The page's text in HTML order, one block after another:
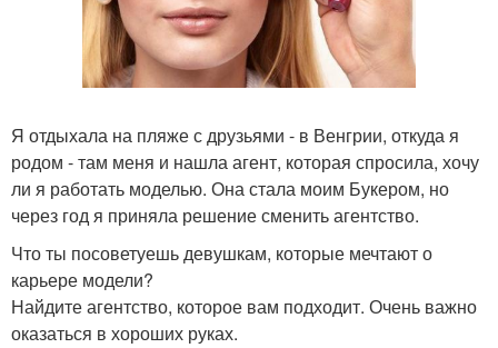
Я отдыхала на пляже с друзьями - в Венгрии, откуда я
родом - там меня и нашла агент, которая спросила, хочу
ли я работать моделью. Она стала моим Букером, но
через год я приняла решение сменить агентство.
Что ты посоветуешь девушкам, которые мечтают о
карьере модели?
Найдите агентство, которое вам подходит. Очень важно
оказаться в хороших руках.